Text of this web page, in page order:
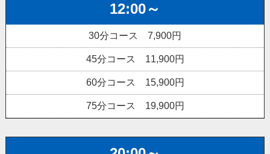
12:00～
30分コース 7,900円
45分コース 11,900円
60分コース 15,900円
75分コース 19,900円